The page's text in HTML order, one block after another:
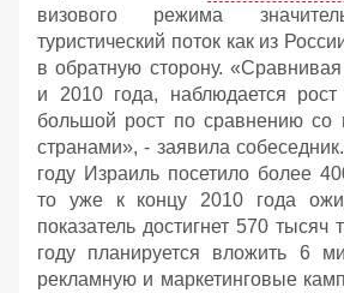
визового режима
туристический поток как из
в обратную сторону.
и 2010 года, наблюдается
большой рост по сравнению со
странами», - заявила
году Израиль посетило более
то уже к концу 2010 года
показатель достигнет 570 тысяч
году планируется вложить 6
рекламную и маркетинговые